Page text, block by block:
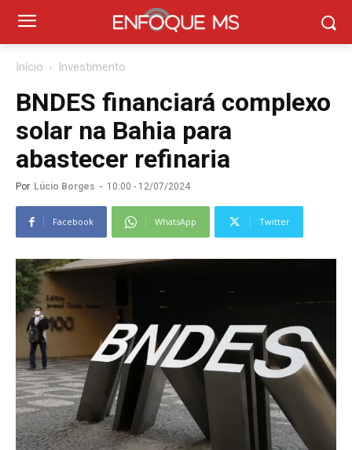
Início Investimento
BNDES financiará complexo
solar na Bahia para
abastecer refinaria
Por Lúcio Borges - 10:00 - 12/07/2024
Facebook WhatsApp Twitter